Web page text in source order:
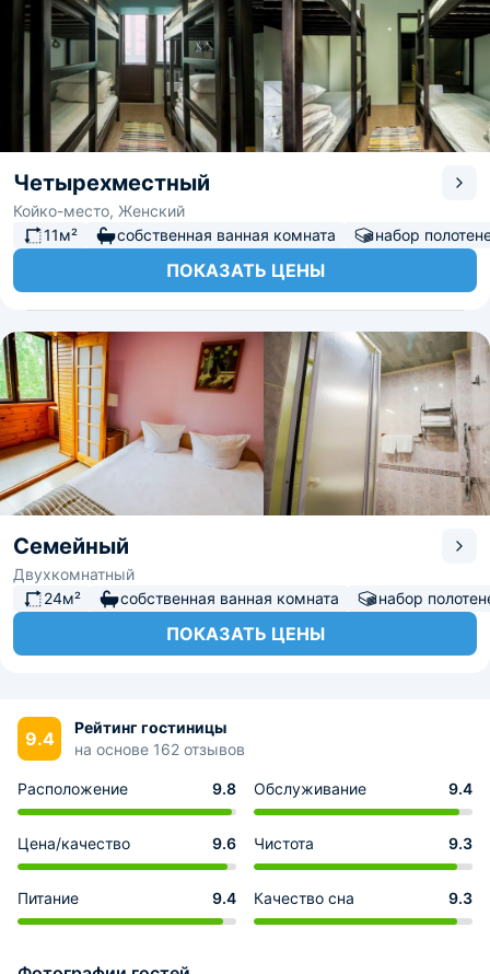
Четырехместный
Койко-место, Женский
11м²
собственная ванная комната набор
ПОКАЗАТЬ ЦЕНЫ
Семейный
Двухкомнатный
24м²
собственная ванная комната набор
ПОКАЗАТЬ ЦЕНЫ
9.4
Рейтинг гостиницы
на основе 162 отзывов
Расположение 9.8 Обслуживание 9.4
Цена/качество 9.6 Чистота 9.3
Питание 9.4 Качество сна 9.3